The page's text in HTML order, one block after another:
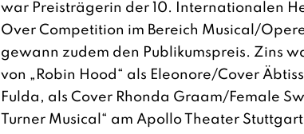
war Preisträgerin der 10. Internationalen
Over Competition im Bereich Musical/
gewann zudem den Publikumspreis. Zins
von „Robin Hood“ als Eleonore/Cover
Fulda, als Cover Rhonda Graam/Female
Turner Musical“ am Apollo Theater